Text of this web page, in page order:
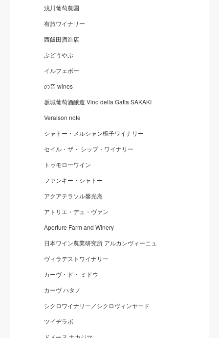
浅川葡萄農園
有旅ワイナリー
西飯田酒造店
ぶどうやぶ
イルフェボー
の音 wines
坂城葡萄酒醸造 Vino della Gatta SAKAKI
Veraison note
シャトー・メルシャン椀子ワイナリー
セイル・ザ・ シップ・ワイナリー
トゥモローワイン
ファンキー・シャトー
アクアテラソル馨光庵
アトリエ・デュ・ヴァン
Aperture Farm and Winery
日本ワイン農業研究所 アルカンヴィーニュ
ヴィラデストワイナリー
カーヴ・ド・ ミドウ
カーヴ ハタノ
シクロワイナリー／シクロヴィンヤード
ツイヂラボ